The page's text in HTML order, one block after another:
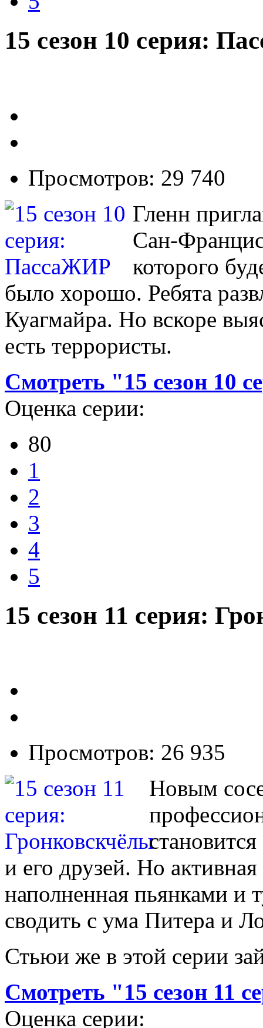
15 сезон 10 серия:
Просмотров: 29 740
Гленн
Сан-
которого
было хорошо. Ребята
Куагмайра. Но вскоре
есть террористы.
Смотреть "15 сезон 10
Оценка серии:
80
1
2
3
4
5
15 сезон 11 серия:
Просмотров: 26 935
Новым
и его друзей. Но
наполненная пьянками и
сводить с ума Питера и
Стьюи же в этой серии
Смотреть "15 сезон 11
Оценка серии: